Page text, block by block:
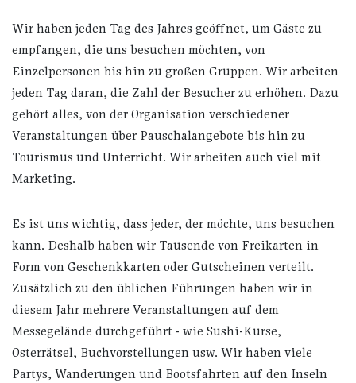
Wir haben jeden Tag des Jahres geöffnet, um Gäste zu
empfangen, die uns besuchen möchten, von
Einzelpersonen bis hin zu großen Gruppen. Wir arbeiten
jeden Tag daran, die Zahl der Besucher zu erhöhen. Dazu
gehört alles, von der Organisation verschiedener
Veranstaltungen über Pauschalangebote bis hin zu
Tourismus und Unterricht. Wir arbeiten auch viel mit
Marketing.
Es ist uns wichtig, dass jeder, der möchte, uns besuchen
kann. Deshalb haben wir Tausende von Freikarten in
Form von Geschenkkarten oder Gutscheinen verteilt.
Zusätzlich zu den üblichen Führungen haben wir in
diesem Jahr mehrere Veranstaltungen auf dem
Messegelände durchgeführt - wie Sushi-Kurse,
Osterrätsel, Buchvorstellungen usw. Wir haben viele
Partys, Wanderungen und Bootsfahrten auf den Inseln